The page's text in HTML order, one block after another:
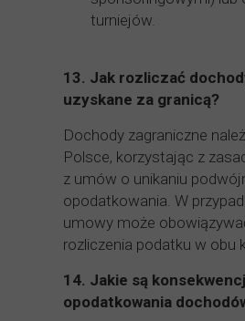
turniejów.
13. Jak rozliczać
uzyskane za granicą?
Dochody zagraniczne
Polsce, korzystając z
z umów o unikaniu
opodatkowania. W
umowy może
rozliczenia podatku w obu
14. Jakie są
opodatkowania